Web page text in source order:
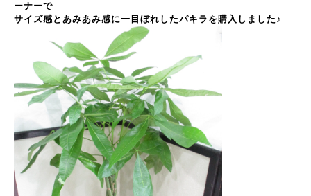
ーナーで
サイズ感とあみあみ感に一目ぼれしたパキラを購入しました♪